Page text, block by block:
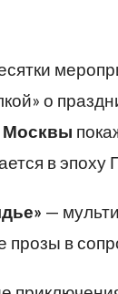
о
Москвы
в эпоху
—
прозы в